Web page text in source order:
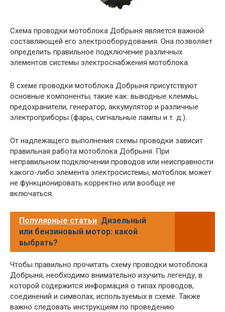
Схема проводки мотоблока Добрыня является важной
составляющей его электрооборудования. Она позволяет
определить правильное подключение различных
элементов системы электроснабжения мотоблока.
В схеме проводки мотоблока Добрыня присутствуют
основные компоненты, такие как: выводные клеммы,
предохранители, генератор, аккумулятор и различные
электроприборы (фары, сигнальные лампы и т. д.).
От надлежащего выполнения схемы проводки зависит
правильная работа мотоблока Добрыня. При
неправильном подключении проводов или неисправности
какого-либо элемента электросистемы, мотоблок может
не функционировать корректно или вообще не
включаться.
Популярные статьи Дизельный
или бензиновый мотор: какой
выбрать?
Чтобы правильно прочитать схему проводки мотоблока
Добрыня, необходимо внимательно изучить легенду, в
которой содержится информация о типах проводов,
соединений и символах, используемых в схеме. Также
важно следовать инструкциям по проведению